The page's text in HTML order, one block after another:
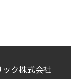
ク株式会社